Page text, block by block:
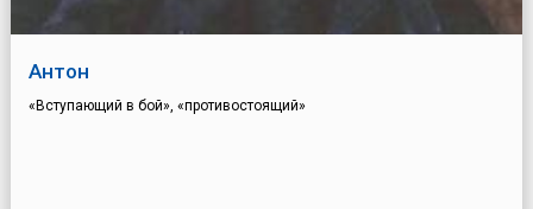
Антон
«Вступающий в бой», «противостоящий»